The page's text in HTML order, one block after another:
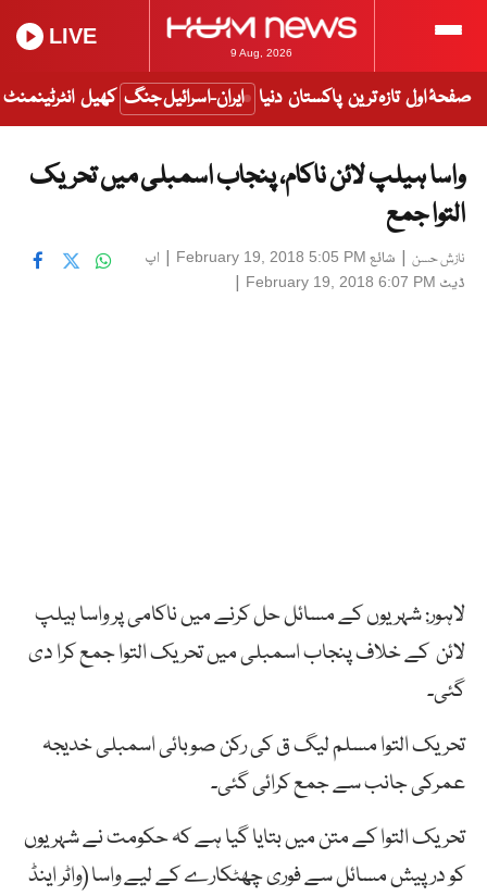
9 Aug, 2026
LIVE
صفحۂ اول تازہ ترین پاکستان دنیا ایران-اسرائیل جنگ کھیل انٹرٹینمنٹ
واسا ہیلپ لائن ناکام، پنجاب اسمبلی میں تحریک
التوا جمع
نازش حسن | شائع February 19, 2018 5:05 PM
| اپ
ڈیٹ February 19, 2018 6:07 PM
|
لاہور: شہریوں کے مسائل حل کرنے میں ناکامی پر واسا ہیلپ
لائن کے خلاف پنجاب اسمبلی میں تحریک التوا جمع کرا دی
گئی۔
تحریک التوا مسلم لیگ ق کی رکن صوبائی اسمبلی خدیجہ
عمرکی جانب سے جمع کرائی گئی۔
تحریک التوا کے متن میں بتایا گیا ہے کہ حکومت نے شہریوں
کو درپیش مسائل سے فوری چھٹکارے کے لیے واسا (واٹر اینڈ